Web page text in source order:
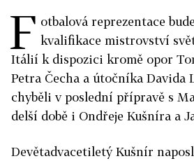
F otbalová reprezentace
kvalifikace mistrovství
Itálií k dispozici kromě opor
Petra Čecha a útočníka Davida
chyběli v poslední přípravě s
delší době i Ondřeje Kušníra a
Devětadvacetiletý Kušnír